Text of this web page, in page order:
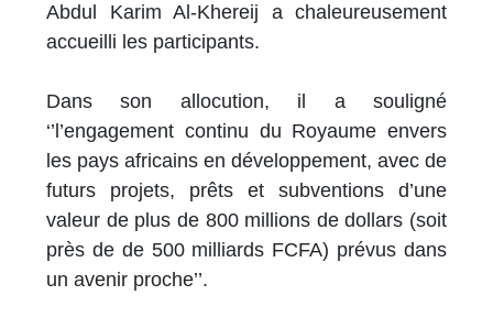
Abdul Karim Al-Khereij a chaleureusement
accueilli les participants.
Dans son allocution, il a souligné
‘’l’engagement continu du Royaume envers
les pays africains en développement, avec de
futurs projets, prêts et subventions d’une
valeur de plus de 800 millions de dollars (soit
près de de 500 milliards FCFA) prévus dans
un avenir proche’’.